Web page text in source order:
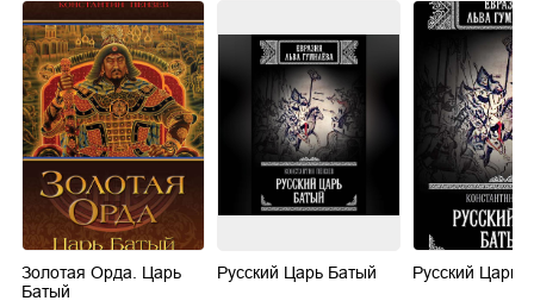
Золотая Орда. Царь
Батый
Русский Царь Батый Русский Царь